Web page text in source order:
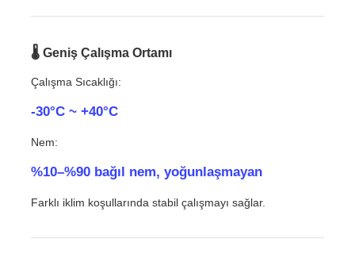
🌡 Geniş Çalışma Ortamı
Çalışma Sıcaklığı:
-30°C ~ +40°C
Nem:
%10–%90 bağıl nem, yoğunlaşmayan
Farklı iklim koşullarında stabil çalışmayı sağlar.